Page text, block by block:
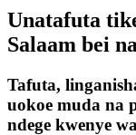
Unatafuta
Salaam bei
Tafuta,
uokoe muda na
ndege kwenye